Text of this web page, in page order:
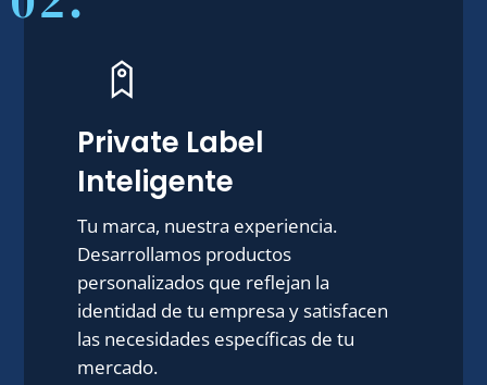
Private Label
Inteligente
Tu marca, nuestra experiencia.
Desarrollamos productos
personalizados que reflejan la
identidad de tu empresa y satisfacen
las necesidades específicas de tu
mercado.